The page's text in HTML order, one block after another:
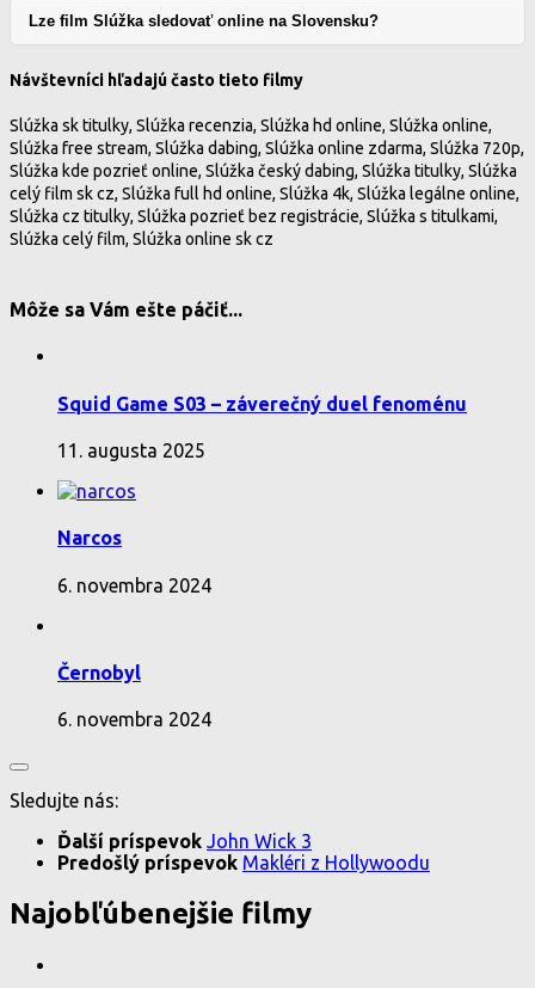
Lze film Slúžka sledovať online na Slovensku?
Návštevníci hľadajú často tieto filmy
Slúžka sk titulky, Slúžka recenzia, Slúžka hd online, Slúžka online,
Slúžka free stream, Slúžka dabing, Slúžka online zdarma, Slúžka 720p,
Slúžka kde pozrieť online, Slúžka český dabing, Slúžka titulky, Slúžka
celý film sk cz, Slúžka full hd online, Slúžka 4k, Slúžka legálne online,
Slúžka cz titulky, Slúžka pozrieť bez registrácie, Slúžka s titulkami,
Slúžka celý film, Slúžka online sk cz
Môže sa Vám ešte páčiť...
Squid Game S03 – záverečný duel fenoménu
11. augusta 2025
Narcos
6. novembra 2024
Černobyl
6. novembra 2024
Sledujte nás:
Ďalší príspevok John Wick 3
Predošlý príspevok Makléri z Hollywoodu
Najobľúbenejšie filmy